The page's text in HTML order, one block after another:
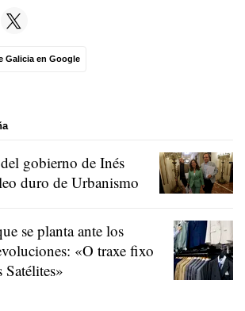
Galicia en Google
gobierno de Inés
duro de Urbanismo
se planta ante los
«O traxe fixo
Satélites»